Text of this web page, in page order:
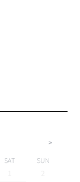
>
SAT SUN